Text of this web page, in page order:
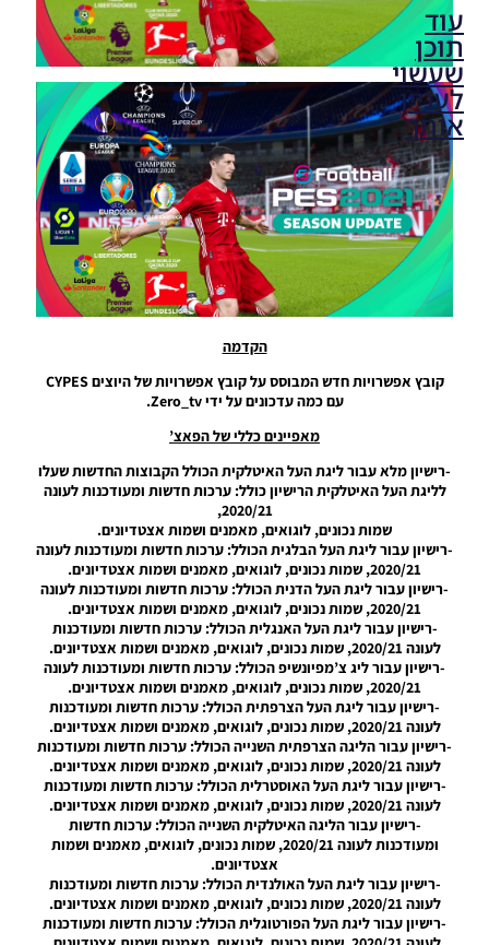
הקדמה
קובץ אפשרויות חדש המבוסס על קובץ אפשרויות של היוצים CYPES
עם כמה עדכונים על ידי Zero_tv.
מאפיינים כללי של הפאצ’
-רישיון מלא עבור ליגת העל האיטלקית הכולל הקבוצות החדשות שעלו
לליגת העל האיטלקית הרישיון כולל: ערכות חדשות ומעודכנות לעונה
2020/21,
שמות נכונים, לוגואים, מאמנים ושמות אצטדיונים.
-רישיון עבור ליגת העל הבלגית הכולל: ערכות חדשות ומעודכנות לעונה
2020/21, שמות נכונים, לוגואים, מאמנים ושמות אצטדיונים.
-רישיון עבור ליגת העל הדנית הכולל: ערכות חדשות ומעודכנות לעונה
2020/21, שמות נכונים, לוגואים, מאמנים ושמות אצטדיונים.
-רישיון עבור ליגת העל האנגלית הכולל: ערכות חדשות ומעודכנות
לעונה 2020/21, שמות נכונים, לוגואים, מאמנים ושמות אצטדיונים.
-רישיון עבור ליג צ’מפיונשיפ הכולל: ערכות חדשות ומעודכנות לעונה
2020/21, שמות נכונים, לוגואים, מאמנים ושמות אצטדיונים.
-רישיון עבור ליגת העל הצרפתית הכולל: ערכות חדשות ומעודכנות
לעונה 2020/21, שמות נכונים, לוגואים, מאמנים ושמות אצטדיונים.
-רישיון עבור הליגה הצרפתית השנייה הכולל: ערכות חדשות ומעודכנות
לעונה 2020/21, שמות נכונים, לוגואים, מאמנים ושמות אצטדיונים.
-רישיון עבור ליגת העל האוסטרלית הכולל: ערכות חדשות ומעודכנות
לעונה 2020/21, שמות נכונים, לוגואים, מאמנים ושמות אצטדיונים.
-רישיון עבור הליגה האיטלקית השנייה הכולל: ערכות חדשות
ומעודכנות לעונה 2020/21, שמות נכונים, לוגואים, מאמנים ושמות
אצטדיונים.
-רישיון עבור ליגת העל האולנדית הכולל: ערכות חדשות ומעודכנות
לעונה 2020/21, שמות נכונים, לוגואים, מאמנים ושמות אצטדיונים.
-רישיון עבור ליגת העל הפורטוגלית הכולל: ערכות חדשות ומעודכנות
עוד
תוכן
שעשוי
לעניין
אותך
PES21
PC/ SP
Football
Life 2026
UPDATE
1.3/FACES
UPDATE
Life 2026
V1.00
17:41
PES21
PC/ PS4/
PS5 /
Option
File
Season
2025/26
Full
Update
Noam_r
12/09/2025
08:54
PES21 PC
PS5 /
Option